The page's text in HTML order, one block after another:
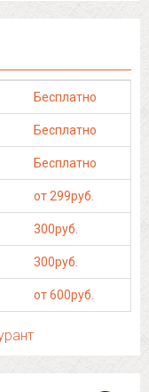
Бесплатно
Бесплатно
Бесплатно
от 299руб.
300руб.
300руб.
от 600руб.